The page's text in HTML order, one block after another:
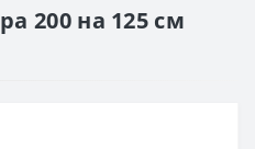
200 на 125 см